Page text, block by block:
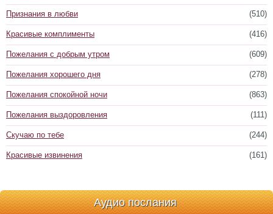
(510)
Признания в любви
(416)
Красивые комплименты
(609)
Пожелания с добрым утром
(278)
Пожелания хорошего дня
(863)
Пожелания спокойной ночи
(111)
Пожелания выздоровления
(244)
Скучаю по тебе
(161)
Красивые извинения
Аудио послания